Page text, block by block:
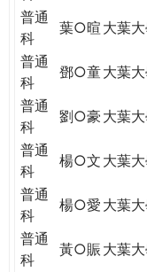
普通
科
葉○暄 大葉
普通
科
鄧○童大葉
普通
科
劉○豪 大葉
普通
科
楊○文 大葉
普通
科
楊○愛 大葉
普通
科
黃○賑 大葉